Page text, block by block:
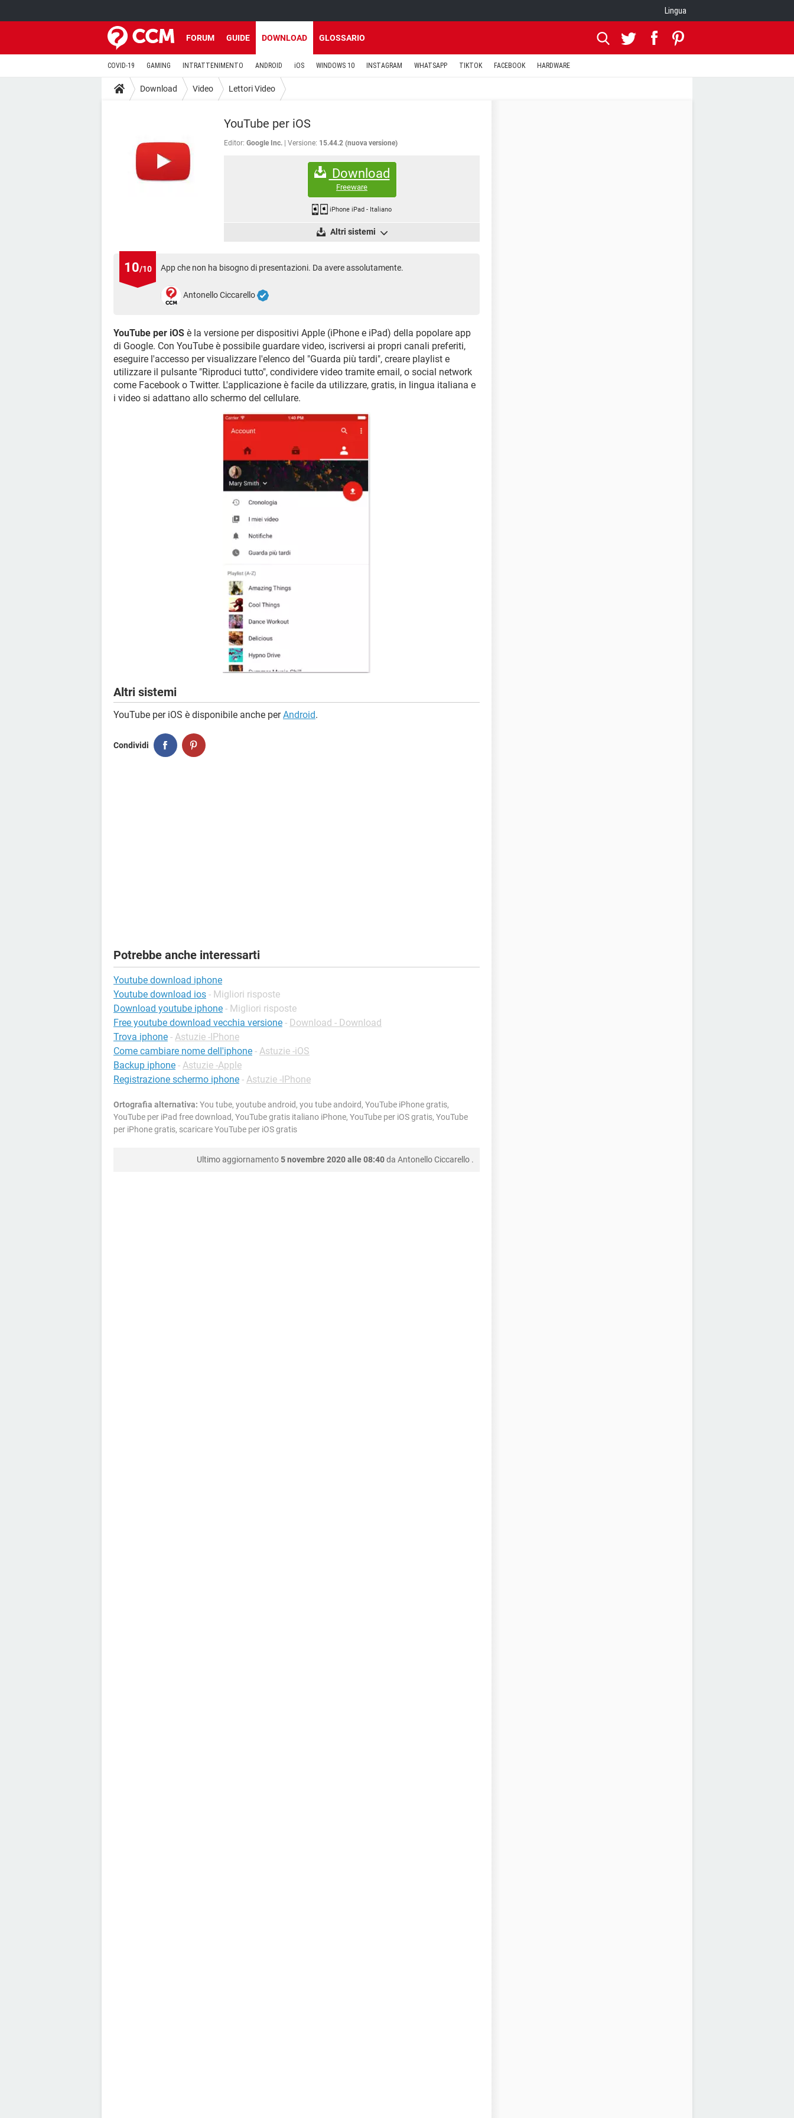
Lingua
FORUM GUIDE DOWNLOAD GLOSSARIO
COVID-19 GAMING INTRATTENIMENTO ANDROID iOS WINDOWS 10 INSTAGRAM WHATSAPP TIKTOK FACEBOOK HARDWARE
Download Video Lettori Video
YouTube per iOS
Editor: Google Inc. Versione: 15.44.2 (nuova versione)
Download
Freeware
iPhone iPad- Italiano
Altri sistemi
10/10 App che non ha bisogno di presentazioni. Da avere assolutamente.
Antonello Ciccarello
YouTube per iOS è la versione per dispositivi Apple (iPhone e iPad) della popolare app
di Google. Con YouTube è possibile guardare video, iscriversi ai propri canali preferiti,
eseguire l'accesso per visualizzare l'elenco del "Guarda più tardi", creare playlist e
utilizzare il pulsante "Riproduci tutto", condividere video tramite email, o social network
come Facebook o Twitter. L'applicazione è facile da utilizzare, gratis, in lingua italiana e
i video si adattano allo schermo del cellulare.
Altri sistemi
YouTube per iOS è disponibile anche perAndroid.
Condividi
Potrebbe anche interessarti
Youtube download iphone
Youtube download ios - Migliori risposte
Download youtube iphone - Migliori risposte
Free youtube download vecchia versione - Download - Download
Trova iphone - Astuzie -IPhone
Come cambiare nome dell'iphone - Astuzie -iOS
Backup iphone - Astuzie -Apple
Registrazione schermo iphone - Astuzie -IPhone
Ortografia alternativa: You tube, youtube android, you tube andoird, YouTube iPhone gratis,
YouTube per iPad free download, YouTube gratis italiano iPhone, YouTube per iOS gratis, YouTube
per iPhone gratis, scaricare YouTube per iOS gratis
Ultimo aggiornamento5 novembre 2020 alle 08:40da Antonello Ciccarello .